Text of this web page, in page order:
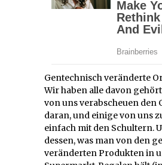
Gentechnisch veränderte
Wir haben alle davon
von uns verabscheuen den
daran, und einige von uns
einfach mit den Schultern.
dessen, was man von den
veränderten Produkten in